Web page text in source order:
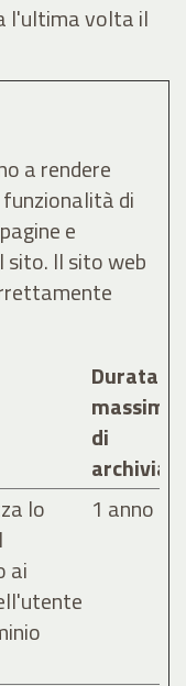
l'ultima volta il
a rendere
di
e
Il sito web
Durata
massima
di
lo
ai
1 anno